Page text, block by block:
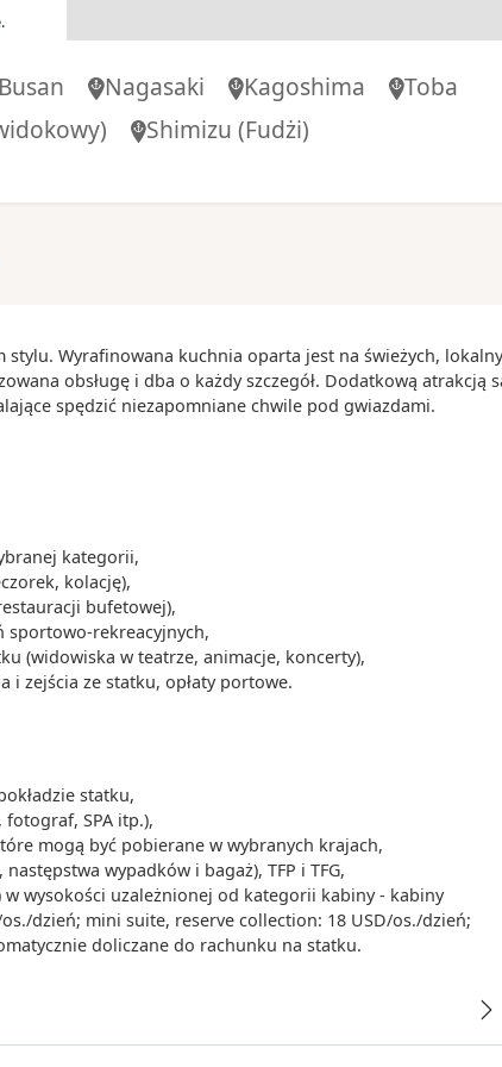
-
Busan Nagasaki Kagoshima
Toba
Shimizu (Fudżi)
stylu. Wyrafinowana kuchnia oparta jest na świeżych,
obsługę i dba o każdy szczegół. Dodatkową atrakcją
spędzić niezapomniane chwile pod gwiazdami.
kategorii,
kolację),
bufetowej),
sportowo-rekreacyjnych,
(widowiska w teatrze, animacje, koncerty),
i zejścia ze statku, opłaty portowe.
statku,
SPA itp.),
mogą być pobierane w wybranych krajach,
wypadków i bagaż), TFP i TFG,
wysokości uzależnionej od kategorii kabiny - kabiny
dzień; mini suite, reserve collection: 18 USD/os./dzień;
doliczane do rachunku na statku.